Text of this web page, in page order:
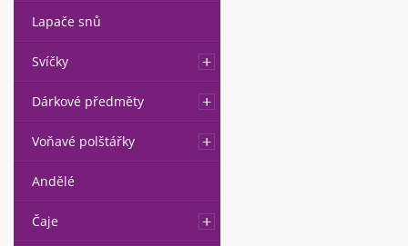
Lapače snů
Svíčky
Dárkové předměty
Voňavé polštářky
Andělé
Čaje